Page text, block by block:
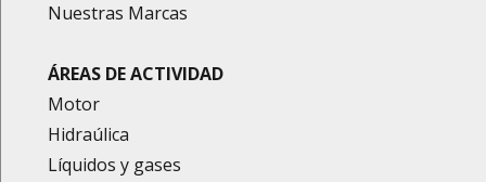
Nuestras Marcas
ÁREAS DE ACTIVIDAD
Motor
Hidraúlica
Líquidos y gases